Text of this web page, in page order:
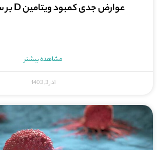
عوارض جدی کمبود ویتامین D بر سلامت زنان
مشاهده بیشتر
آذر 3, 1403